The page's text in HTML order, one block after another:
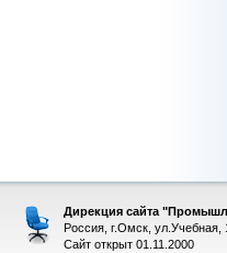
Дирекция сайта
Россия, г.Омск, ул.Учебная,
Сайт открыт 01.11.2000